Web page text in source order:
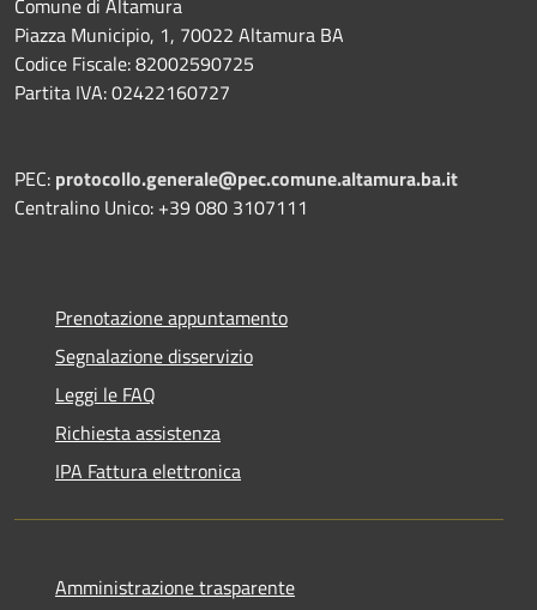
Comune di Altamura
Piazza Municipio, 1, 70022 Altamura BA
Codice Fiscale: 82002590725
Partita IVA: 02422160727
PEC: protocollo.generale@pec.comune.altamura.ba.it
Centralino Unico: +39 080 3107111
Prenotazione appuntamento
Segnalazione disservizio
Leggi le FAQ
Richiesta assistenza
IPA Fattura elettronica
Amministrazione trasparente